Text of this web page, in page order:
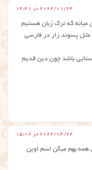
2024/01/24 در 14:41
میانه که ترک زبان هستیم
پسوند زار در فارسی
باشد چون دین قدیم
2024/04/24 در 15:02
همه بهم میگن اسم اوین